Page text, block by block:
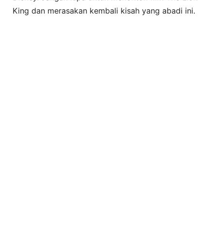
King dan merasakan kembali kisah yang abadi ini.